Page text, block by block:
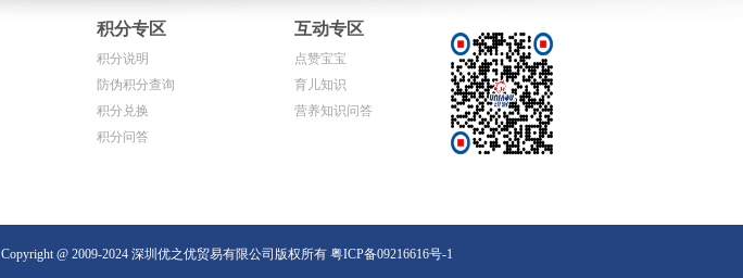
积分专区
积分说明
防伪积分查询
积分兑换
积分问答
互动专区
点赞宝宝
育儿知识
营养知识问答
Copyright @ 2009-2024 深圳优之优贸易有限公司版权所有 粤ICP备09216616号-1